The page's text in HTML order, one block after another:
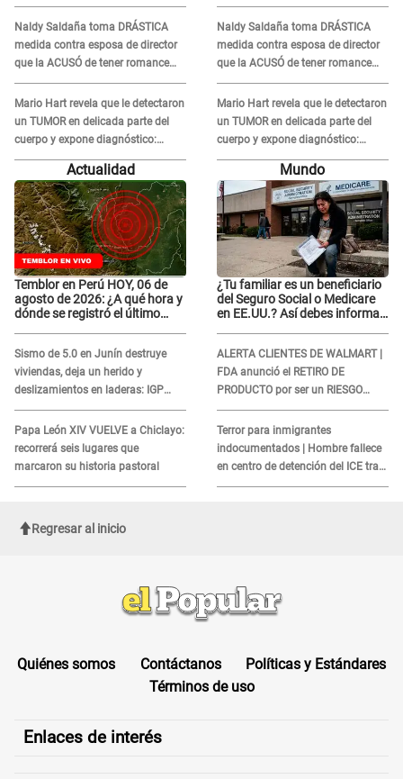
en 'La Bella Luz' tras caso
Naldy Saldaña
Naldy Saldaña toma DRÁSTICA
medida contra esposa de director
que la ACUSÓ de tener romance
con él: "Muy triste..."
Mario Hart revela que le detectaron
un TUMOR en delicada parte del
cuerpo y expone diagnóstico:
"Dolores muy fuertes..."
en 'La Bella Luz' tras caso
Naldy Saldaña
Naldy Saldaña toma DRÁSTICA
medida contra esposa de director
que la ACUSÓ de tener romance
con él: "Muy triste..."
Mario Hart revela que le detectaron
un TUMOR en delicada parte del
cuerpo y expone diagnóstico:
"Dolores muy fuertes..."
Actualidad
Temblor en Perú HOY, 06 de
agosto de 2026: ¿A qué hora y
dónde se registró el último
Sismo de 5.0 en Junín destruye
viviendas, deja un herido y
deslizamientos en laderas: IGP
alerta sobre posibles réplicas
Papa León XIV VUELVE a Chiclayo:
recorrerá seis lugares que
marcaron su historia pastoral
Mundo
¿Tu familiar es un beneficiario
del Seguro Social o Medicare
en EE.UU.? Así debes informar
ALERTA CLIENTES DE WALMART |
FDA anunció el RETIRO DE
PRODUCTO por ser un RIESGO
MORTAL para consumidores: ¿Cuál
es?
Terror para inmigrantes
indocumentados | Hombre fallece
en centro de detención del ICE tras
sufrir una "emergencia médica"
Regresar al inicio
Quiénes somos Contáctanos
Políticas y Estándares
Términos de uso
Enlaces de interés